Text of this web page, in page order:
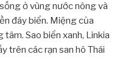
ở vùng nước nông và
đáy biển. Miệng của
Sao biển xanh, Linkia
trên các rạn san hô Thái